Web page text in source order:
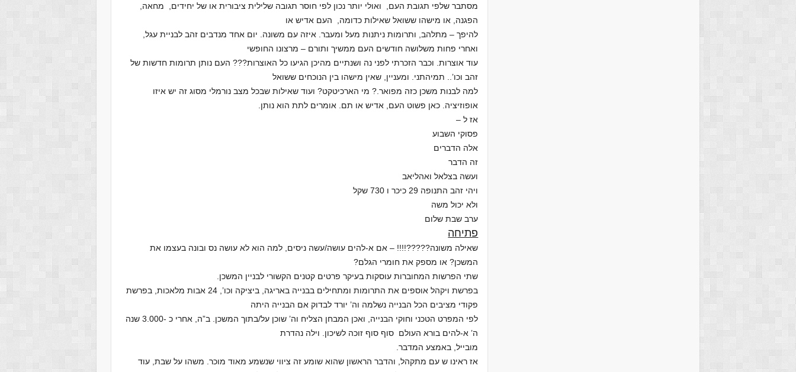
מסתבר שלפי תגובת העם, ואולי יותר נכון לפי חוסר תגובה שלילית ציבורית או של יחידים, מחאה,
הפגנה, או מישהו ששואל שאילות כדומה, העם אדיש או
להיפך – מתלהב, ותרומות ניתנות מעל ומעבר. איזה עם משונה. יום אחד מנדבים זהב לבניית עגל,
ואחרי פחות משלושה חודשים העם ממשיך ותורם – מרצונו החופשי
עוד אוצרות. וכבר הזכרתי לפני נה ושנתיים מהיכן הגיעו כל האוצרות??? העם נותן תרומות חדשות של
זהב וכו’.. תמיהתני. ומעניין, שאין מישהו בין הנוכחים ששואל
למה לבנות משכן כזה מפואר.? מי הארכיטקט? ועוד שאילות שבכל מצב נורמלי מסוג זה יש איזו
אופוזיציה. כאן פשוט העם, אדיש או תם. אומרים לתת הוא נותן.
אז ל –
פסוקי השבוע
אלה הדברים
זה הדבר
ועשה בצלאל ואהליאב
ויהי זהב התנופה 29 כיכר ו 730 שקל
ולא יכול משה
ערב שבת שלום
פתיחה
שאילה משונה?????!!!! – אם א-להים עושה/עשה ניסים, למה הוא לא עושה נס ובונה בעצמו את
המשכן? או מספק את חומרי הגלם?
שתי הפרשות המחוברות עוסקות בעיקר פרטים קטנים הקשורי לבניין המשכן.
בפרשת ויקהל אוספים את התרומות ומתחילים בבנייה באריגה, ביציקה וכו’, 24 אבות מלאכות, בפרשת
פקודי מציבים הכל הבנייה נשלמה וה’ יורד לבדוק אם הבנייה היתה
לפי המפרט הטכני וחוקי הבנייה, ואכן המבחן הצליח וה’ שוכן על/בתוך המשכן. ב”ה, אחרי כ -3.000 שנה
ה’ א-להים בורא העולם סוף סוף זוכה לשיכון. וילה נהדרת
מובייל, באמצע המדבר.
אז ראינו ש עם מתקהל, והדבר הראשון שהוא שומע זה ציווי שנשמע מאוד מוכר. משהו על שבת, עוד